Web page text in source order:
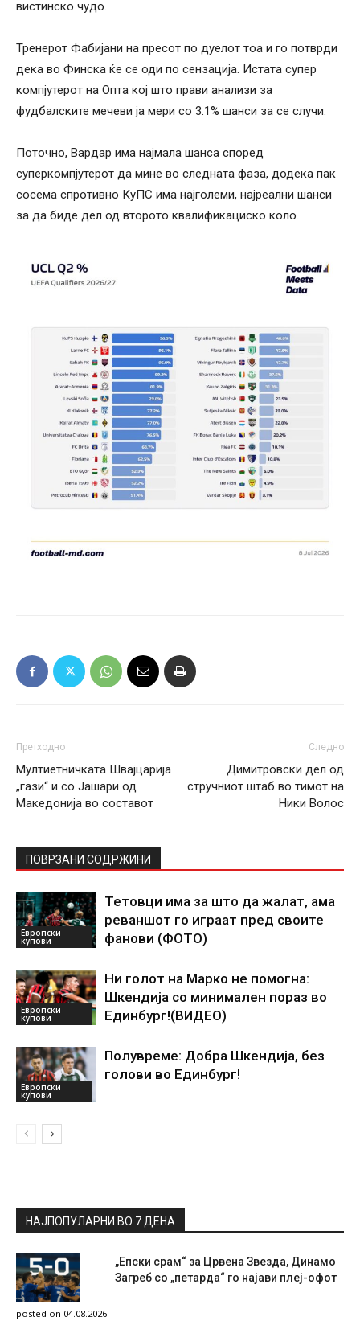
вистинско чудо.
Тренерот Фабијани на пресот по дуелот тоа и го потврди
дека во Финска ќе се оди по сензација. Истата супер
компјутерот на Опта кој што прави анализи за
фудбалските мечеви ја мери со 3.1% шанси за се случи.
Поточно, Вардар има најмала шанса според
суперкомпјутерот да мине во следната фаза, додека пак
сосема спротивно КуПС има најголеми, најреални шанси
за да биде дел од второто квалификациско коло.
Претходно
Мултиетничката Швајцарија
„гази“ и со Јашари од
Македонија во составот
Следно
Димитровски дел од
стручниот штаб во тимот на
Ники Волос
ПОВРЗАНИ СОДРЖИНИ
Европски
купови
Тетовци има за што да жалат, ама
реваншот го играат пред своите
фанови (ФОТО)
Европски
купови
Ни голот на Марко не помогна:
Шкендија со минимален пораз во
Единбург!(ВИДЕО)
Европски
купови
Полувреме: Добра Шкендија, без
голови во Единбург!
НАЈПОПУЛАРНИ ВО 7 ДЕНА
„Епски срам“ за Црвена Звезда, Динамо
Загреб со „петарда“ го најави плеј-офот
posted on 04.08.2026